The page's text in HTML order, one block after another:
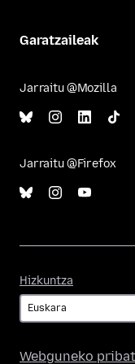
Garatzaileak
Jarraitu @Mozilla
Jarraitu @Firefox
Hizkuntza
Webguneko